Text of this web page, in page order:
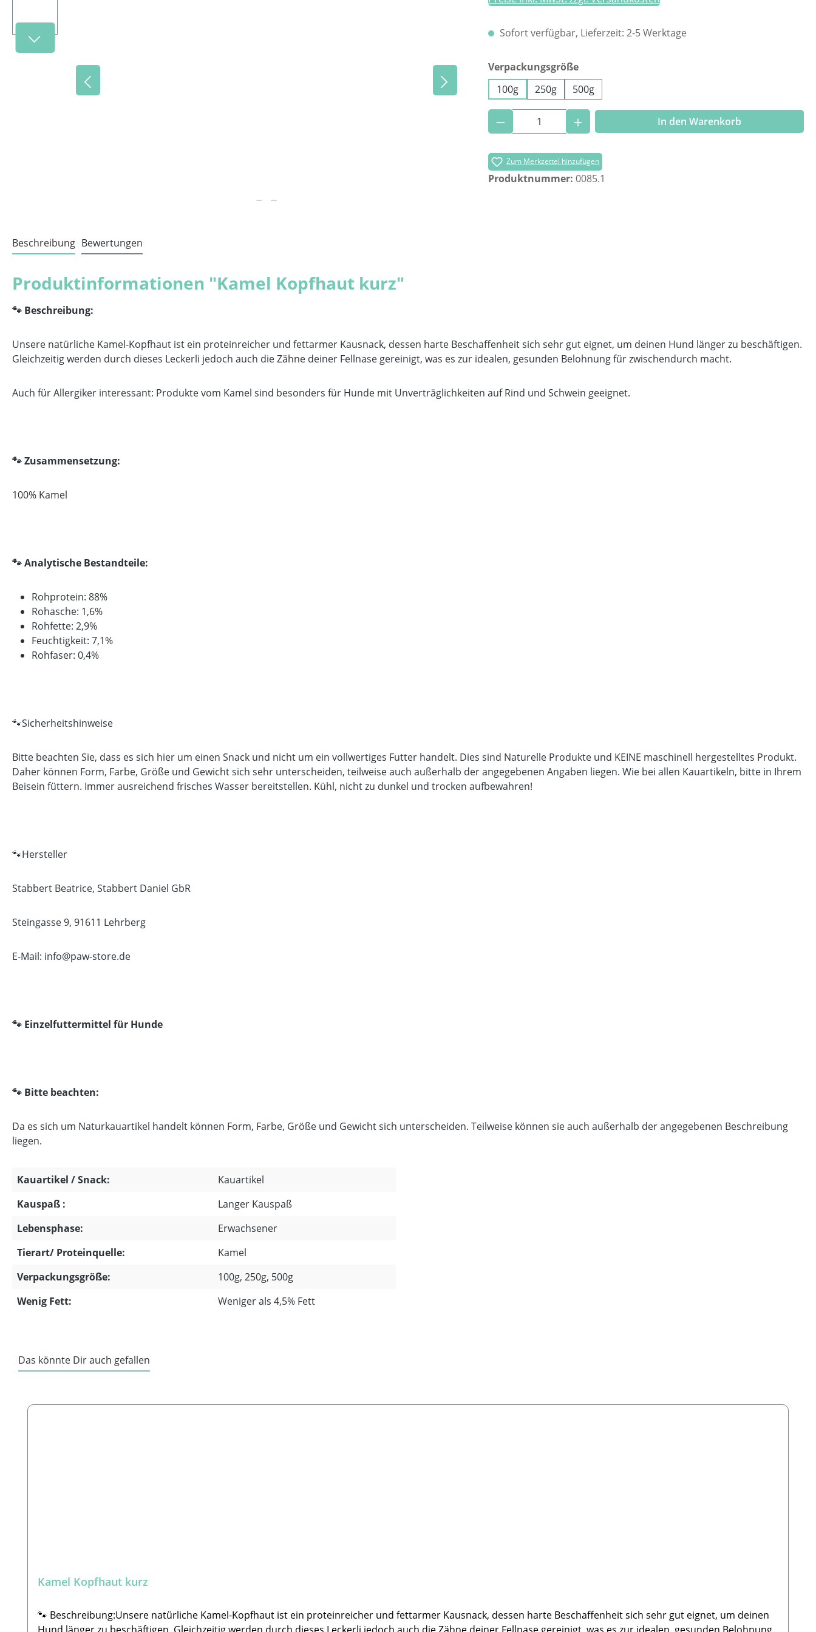
Sofort verfügbar, Lieferzeit: 2-5 Werktage
Verpackungsgrößeauswählen
100g
250g 500g
Produkt Anzahl: Gib den gewünschten Wert
In den Warenkorb
Zum Merkzettel hinzufügen
Produktnummer: 0085.1
Beschreibung Bewertungen
Produktinformationen "Kamel Kopfhaut kurz"
🐾 Beschreibung:
Unsere natürliche Kamel-Kopfhaut ist ein proteinreicher und fettarmer Kausnack, dessen harte Beschaffenheit sich sehr gut eignet, um deinen Hund länger zu beschäftigen.
Gleichzeitig werden durch dieses Leckerli jedoch auch die Zähne deiner Fellnase gereinigt, was es zur idealen, gesunden Belohnung für zwischendurch macht.
Auch für Allergiker interessant: Produkte vom Kamel sind besonders für Hunde mit Unverträglichkeiten auf Rind und Schwein geeignet.
🐾 Zusammensetzung:
100% Kamel
🐾 Analytische Bestandteile:
Rohprotein: 88%
Rohasche: 1,6%
Rohfette: 2,9%
Feuchtigkeit: 7,1%
Rohfaser: 0,4%
🐾Sicherheitshinweise
Bitte beachten Sie, dass es sich hier um einen Snack und nicht um ein vollwertiges Futter handelt. Dies sind Naturelle Produkte und KEINE maschinell hergestelltes Produkt.
Daher können Form, Farbe, Größe und Gewicht sich sehr unterscheiden, teilweise auch außerhalb der angegebenen Angaben liegen. Wie bei allen Kauartikeln, bitte in Ihrem
Beisein füttern. Immer ausreichend frisches Wasser bereitstellen. Kühl, nicht zu dunkel und trocken aufbewahren!
🐾Hersteller
Stabbert Beatrice, Stabbert Daniel GbR
Steingasse 9, 91611 Lehrberg
E-Mail: info@paw-store.de
🐾 Einzelfuttermittel für Hunde
🐾 Bitte beachten:
Da es sich um Naturkauartikel handelt können Form, Farbe, Größe und Gewicht sich unterscheiden. Teilweise können sie auch außerhalb der angegebenen Beschreibung
liegen.
Kauartikel / Snack:
Kauartikel
Kauspaß :
Langer Kauspaß
Lebensphase:
Erwachsener
Tierart/ Proteinquelle:
Kamel
Verpackungsgröße:
100g, 250g, 500g
Wenig Fett:
Weniger als 4,5% Fett
Das könnte Dir auch gefallen
Kamel Kopfhaut kurz
🐾 Beschreibung:Unsere natürliche Kamel-Kopfhaut ist ein proteinreicher und fettarmer Kausnack, dessen harte Beschaffenheit sich sehr gut eignet, um deinen